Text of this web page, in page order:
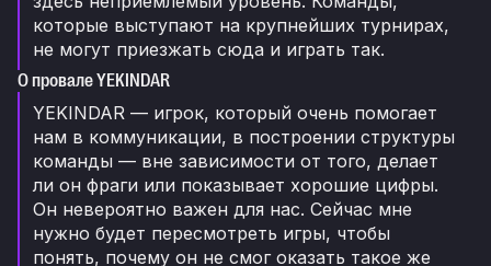
которые выступают на крупнейших турнирах,
не могут приезжать сюда и играть так.
О провале YEKINDAR
YEKINDAR — игрок, который очень помогает
нам в коммуникации, в построении структуры
команды — вне зависимости от того, делает
ли он фраги или показывает хорошие цифры.
Он невероятно важен для нас. Сейчас мне
нужно будет пересмотреть игры, чтобы
понять, почему он не смог оказать такое же